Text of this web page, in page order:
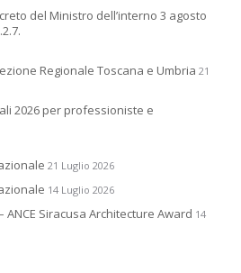
del Ministro dell’interno 3 agosto
Regionale Toscana e Umbria 21
2026 per professioniste e
21 Luglio 2026
14 Luglio 2026
ANCE Siracusa Architecture Award 14